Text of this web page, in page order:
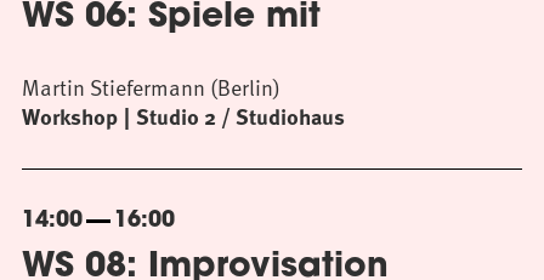
WS 06: Spiele mit
Workshop Studio 2 / Studiohaus
Martin Stiefermann (Berlin)
14:00 16:00
WS 08: Improvisation